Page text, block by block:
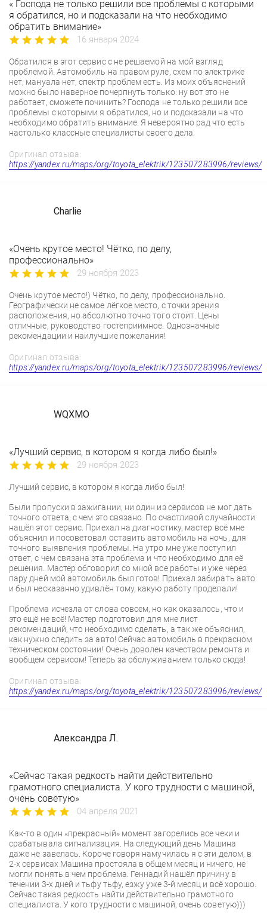
« Господа не только решили все проблемы с которыми
я обратился, но и подсказали на что необходимо
обратить внимание»
16 января 2024
Обратился в этот сервис с не решаемой на мой взгляд
проблемой. Автомобиль на правом руле, схем по электрике
нет, мануала нет, спектр проблем есть. Из моих объяснений
можно было наверное почерпнуть только: ну вот это не
работает, сможете починить? Господа не только решили все
проблемы с которыми я обратился, но и подсказали на что
необходимо обратить внимание. Я невероятно рад что есть
настолько классные специалисты своего дела.
Оригинал отзыва:
https://yandex.ru/maps/org/toyota_elektrik/123507283996/reviews/
Charlie
«Очень крутое место! Чётко, по делу,
профессионально»
29 ноября 2023
Очень крутое место!) Чётко, по делу, профессионально.
Географически не самое лёгкое место, с точки зрения
расположения, но абсолютно точно того стоит. Цены
отличные, руководство гостеприимное. Однозначные
рекомендации и наилучшие пожелания!
Оригинал отзыва:
https://yandex.ru/maps/org/toyota_elektrik/123507283996/reviews/
WQXMO
«Лучший сервис, в котором я когда либо был!»
29 ноября 2023
Лучший сервис, в котором я когда либо был!
Были пропуски в зажигании, ни один из сервисов не мог дать
точного ответа, с чем это связано. По счастливой случайности
нашёл этот сервис. Приехал на диагностику, мастер всё мне
объяснил и посоветовал оставить автомобиль на ночь, для
точного выявления проблемы. На утро мне уже поступил
ответ, с чем связана эта проблема и что необходимо для её
решения. Мастер обговорил со мной все работы и уже через
пару дней мой автомобиль был готов! Приехал забирать авто
и был несказанно удивлён тому, какую работу проделали!
Проблема исчезла от слова совсем, но как оказалось, что и
это ещё не всё! Мастер подготовил для мне лист
рекомендаций, что необходимо сделать, а так же объяснил,
как нужно следить за авто! Сейчас автомобиль в прекрасном
техническом состоянии! Очень доволен качеством ремонта и
вообщем сервисом! Теперь за обслуживанием только сюда!
Оригинал отзыва:
https://yandex.ru/maps/org/toyota_elektrik/123507283996/reviews/
Александра Л.
«Сейчас такая редкость найти действительно
грамотного специалиста. У кого трудности с машиной,
очень советую»
04 апреля 2021
Как-то в один «прекрасный» момент загорелись все чеки и
срабатывала сигнализация. На следующий день Машина
даже не завелась. Короче говоря намучилась я с эти делом, в
2-х сервисах Машина простояла в общем месяц и ничего, не
могли понять в чем проблема. Геннадий нашёл причину в
течении 3-х дней и тьфу тьфу, езжу уже 3-й месяц и всё хорошо.
Сейчас такая редкость найти действительно грамотного
специалиста. У кого трудности с машиной, очень советую)))